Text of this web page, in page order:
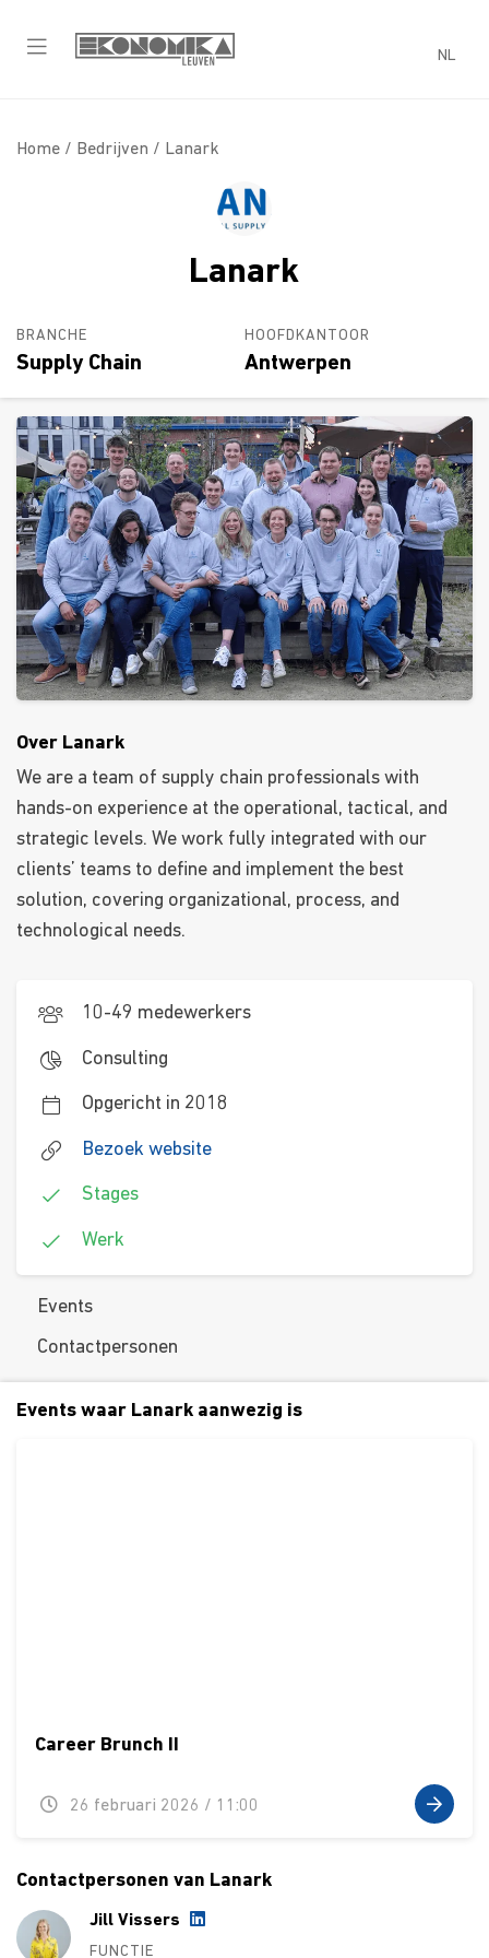
NL
Home / Bedrijven / Lanark
Lanark
BRANCHE
Supply Chain
HOOFDKANTOOR
Antwerpen
Over Lanark
We are a team of supply chain professionals with
hands-on experience at the operational, tactical, and
strategic levels. We work fully integrated with our
clients’ teams to define and implement the best
solution, covering organizational, process, and
technological needs.
10-49 medewerkers
Consulting
Opgericht in 2018
Bezoek website
Stages
Werk
Events
Contactpersonen
Events waar Lanark aanwezig is
Career Brunch II
26 februari 2026 / 11:00
Contactpersonen van Lanark
Jill Vissers
FUNCTIE